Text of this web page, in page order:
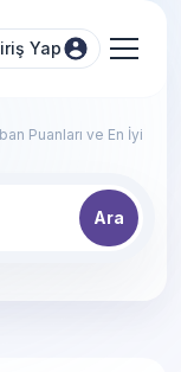
Yap
Puanları ve En İyi
Ara